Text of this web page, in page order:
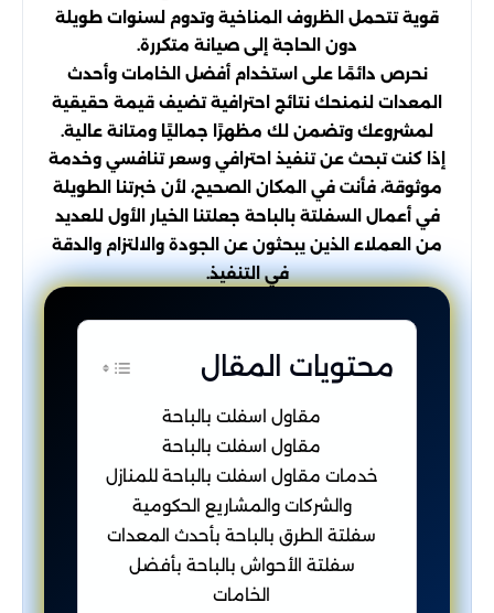
قوية تتحمل الظروف المناخية وتدوم لسنوات طويلة
دون الحاجة إلى صيانة متكررة.
نحرص دائمًا على استخدام أفضل الخامات وأحدث
المعدات لنمنحك نتائج احترافية تضيف قيمة حقيقية
لمشروعك وتضمن لك مظهرًا جماليًا ومتانة عالية.
إذا كنت تبحث عن تنفيذ احترافي وسعر تنافسي وخدمة
موثوقة، فأنت في المكان الصحيح، لأن خبرتنا الطويلة
في أعمال السفلتة بالباحة جعلتنا الخيار الأول للعديد
من العملاء الذين يبحثون عن الجودة والالتزام والدقة
في التنفيذ.
محتويات المقال
مقاول اسفلت بالباحة
مقاول اسفلت بالباحة
خدمات مقاول اسفلت بالباحة للمنازل
والشركات والمشاريع الحكومية
سفلتة الطرق بالباحة بأحدث المعدات
سفلتة الأحواش بالباحة بأفضل
الخامات